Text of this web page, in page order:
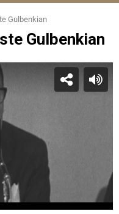
Gulbenkian
Gulbenkian